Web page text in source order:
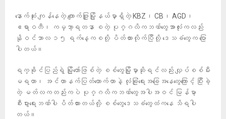
နောက်ဆုံး ကျန်နေတဲ့ ကျောက်ဖြူမြို့နယ်မှာရှိတဲ့ KBZ၊ CB၊ AGD၊
ဧရာဝတီ၊ ကမ္ဘာ့ရတနာ စတဲ့ ပုဂ္ဂလိကဘဏ်တွေအာလုံးကလည်း
နိုဝင်ဘာလ ၁၅ ရက်နေ့ကစလို့ ပိတ်ထားလိုက်ပြီလို့ ဒေသခံတွေက ပြော
ပါတယ်။
ရက္ခိုင်ပြည်ရဲ့ မြို့တော်ဖြစ်တဲ့ စစ်တွေမြို့မှာဆိုရင်လည်း လျှပ်စစ်မီး
မရတာ၊ အင်တာနက်ပြတ်တောက်တာနဲ့ လုံခြုံရေးအခြေအနေတွေကြောင့် ပြီးခဲ့
တဲ့ မတ်လကတည်းကပဲ ပုဂ္ဂလိကဘဏ်တွေအပါအဝင် မြန်မာ့
စီးပွားရေးဘဏ်ပါ ပိတ်ထားတယ်လို့ စစ်တွေဒေသခံတွေထံကနေ သိရပါ
တယ်။